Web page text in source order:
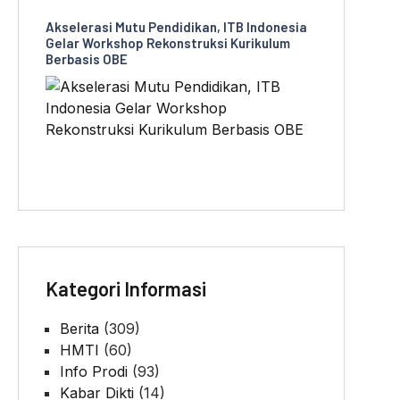
Akselerasi Mutu Pendidikan, ITB Indonesia
Gelar Workshop Rekonstruksi Kurikulum
Berbasis OBE
Kategori Informasi
Berita (309)
HMTI (60)
Info Prodi (93)
Kabar Dikti (14)